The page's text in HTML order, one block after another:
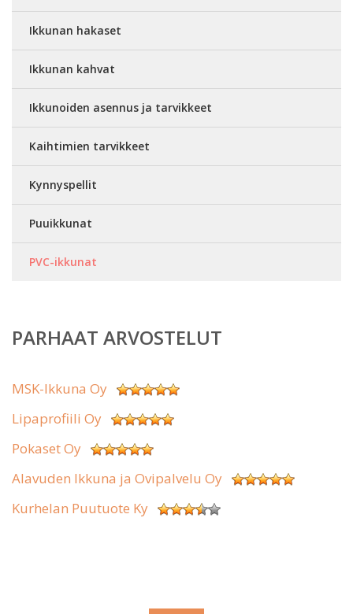
Ikkunan hakaset
Ikkunan kahvat
Ikkunoiden asennus ja tarvikkeet
Kaihtimien tarvikkeet
Kynnyspellit
Puuikkunat
PVC-ikkunat
PARHAAT ARVOSTELUT
MSK-Ikkuna Oy
Lipaprofiili Oy
Pokaset Oy
Alavuden Ikkuna ja Ovipalvelu Oy
Kurhelan Puutuote Ky